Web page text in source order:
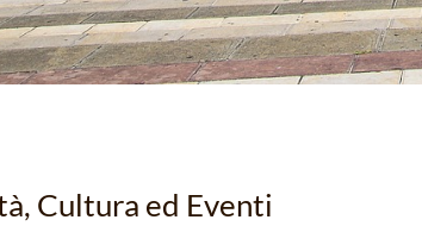
Cultura ed Eventi